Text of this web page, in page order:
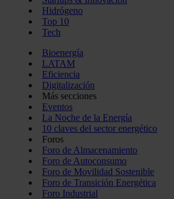
Hidrógeno
Top 10
Tech
Bioenergía
LATAM
Eficiencia
Digitalización
Más secciones
Eventos
La Noche de la Energía
10 claves del sector energético
Foros
Foro de Almacenamiento
Foro de Autoconsumo
Foro de Movilidad Sostenible
Foro de Transición Energética
Foro Industrial